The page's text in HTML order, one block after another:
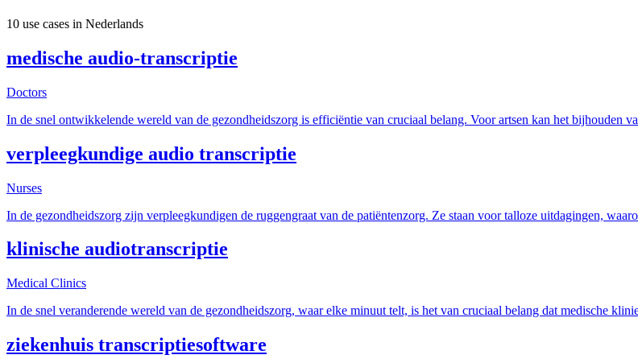
10 use cases in Nederlands
medische audio-transcriptie
Doctors
In de snel ontwikkelende wereld van de gezondheidszorg is efficiëntie van cruciaal belang. Voor artsen kan het bijhouden
verpleegkundige audio transcriptie
Nurses
In de gezondheidszorg zijn verpleegkundigen de ruggengraat van de patiëntenzorg. Ze staan voor talloze uitdagingen,
klinische audiotranscriptie
Medical Clinics
In de snel veranderende wereld van de gezondheidszorg, waar elke minuut telt, is het van cruciaal belang dat medische
ziekenhuis transcriptiesoftware